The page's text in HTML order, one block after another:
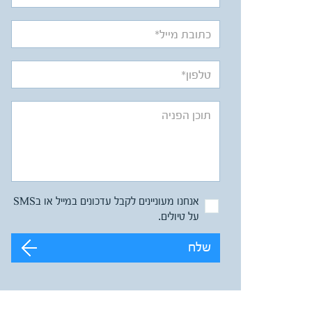
אנחנו מעוניינים לקבל עדכונים במייל או בSMS
על טיולים.
שלח